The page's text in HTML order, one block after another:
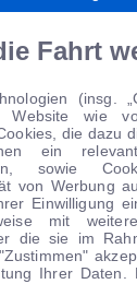
Suzuki Liana ist
passiven
Kein Blockieren
Fahrt
(insg.
wie
die dazu
ein
sowie
von Werbung
Einwilligung
mit
die sie im
Ihrer Daten.